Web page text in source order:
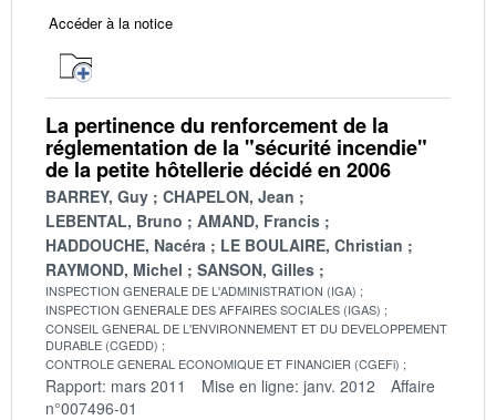
Accéder à la notice
La pertinence du renforcement de la
réglementation de la "sécurité incendie"
de la petite hôtellerie décidé en 2006
BARREY, Guy
CHAPELON, Jean
LEBENTAL, Bruno
AMAND, Francis
HADDOUCHE, Nacéra
LE BOULAIRE, Christian
RAYMOND, Michel
SANSON, Gilles
INSPECTION GENERALE DE L'ADMINISTRATION (IGA)
INSPECTION GENERALE DES AFFAIRES SOCIALES (IGAS)
CONSEIL GENERAL DE L'ENVIRONNEMENT ET DU DEVELOPPEMENT
DURABLE (CGEDD)
CONTROLE GENERAL ECONOMIQUE ET FINANCIER (CGEFi)
Rapport: mars 2011 Mise en ligne: janv. 2012
Affaire
n°007496-01